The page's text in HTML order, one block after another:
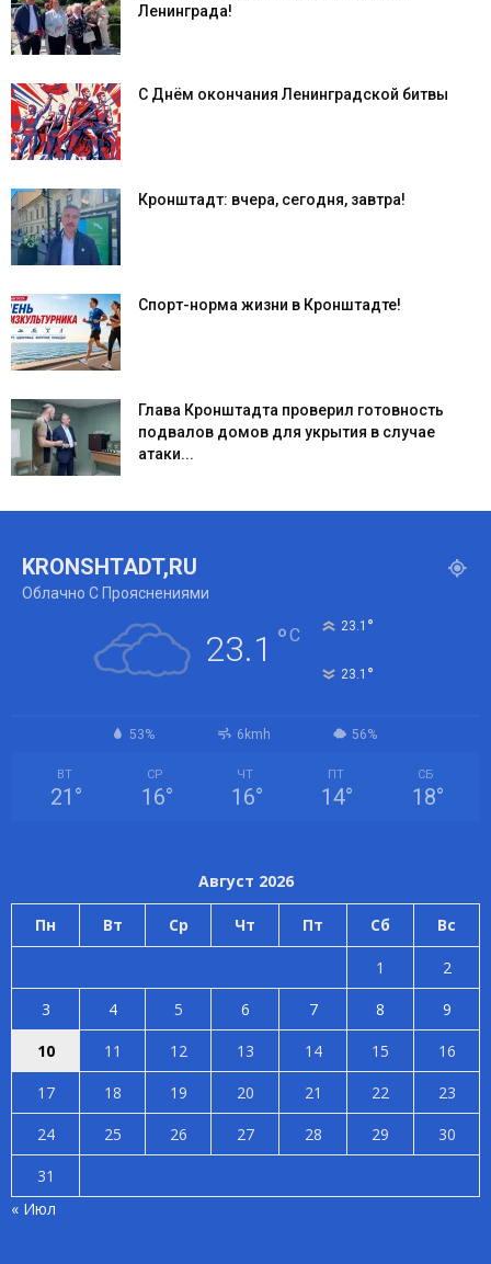
Ленинграда!
С Днём окончания Ленинградской битвы
Кронштадт: вчера, сегодня, завтра!
Спорт-норма жизни в Кронштадте!
Глава Кронштадта проверил готовность
подвалов домов для укрытия в случае
атаки...
KRONSHTADT,RU
Облачно С Прояснениями
23.1 °C 23.1 °
23.1 °
53% 6kmh 56%
ВТ
21 °
СР
16°
ЧТ
16°
ПТ
14°
СБ
18°
Август 2026
Пн Вт Ср Чт Пт Сб Вс
1
2
3
4 5 6 7 8
9
10
11 12 13 14 15
16
17
18 19 20 21 22
23
24
25 26 27 28 29
30
31
« Июл